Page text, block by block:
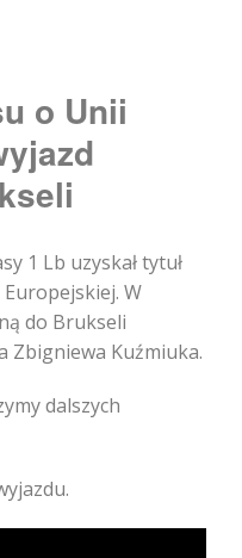
o Unii
1 Lb uzyskał tytuł
W
do Brukseli
Zbigniewa Kuźmiuka.
dalszych